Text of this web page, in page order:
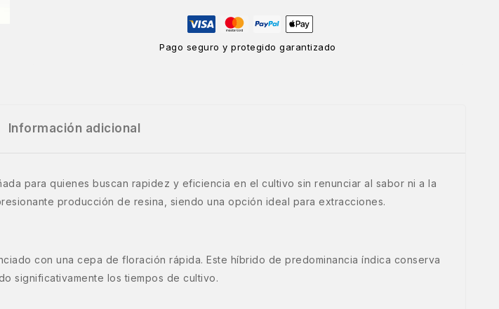
Pago seguro y protegido garantizado
Información adicional
para quienes buscan rapidez y eficiencia en el cultivo sin renunciar al sabor ni a la
producción de resina, siendo una opción ideal para extracciones.
con una cepa de floración rápida. Este híbrido de predominancia índica conserva
significativamente los tiempos de cultivo.